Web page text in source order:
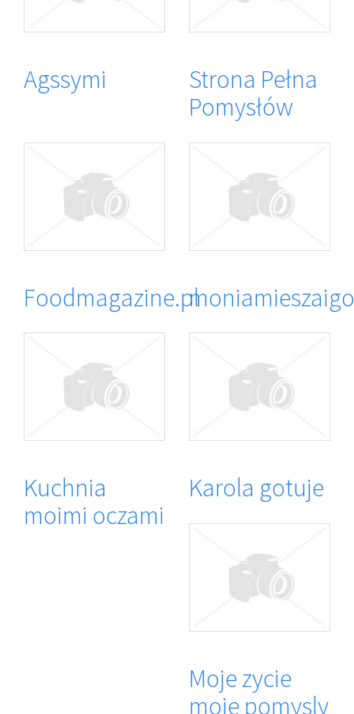
Agssymi
Strona Pełna
Pomysłów
Foodmagazine.pl
Kuchnia
moimi oczami
Karola gotuje
Moje zycie
moje pomysly